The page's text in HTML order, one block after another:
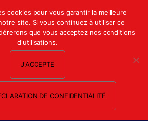
Mon compte
Nous contacter
cookies pour vous garantir la meilleure
site. Si vous continuez à utiliser ce
que vous acceptez nos conditions
d'utilisations.
J'ACCEPTE
DE CONFIDENTIALITÉ